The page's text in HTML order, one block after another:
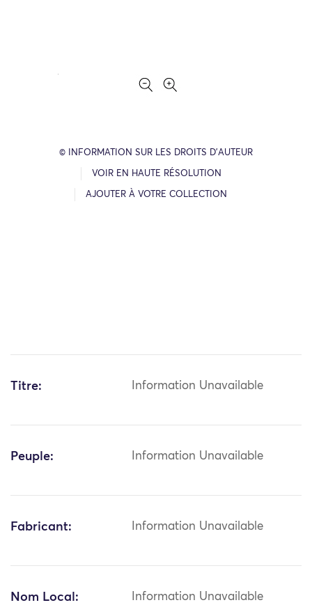
© INFORMATION SUR LES DROITS D’AUTEUR
VOIR EN HAUTE RÉSOLUTION
AJOUTER À VOTRE COLLECTION
Titre: Information Unavailable
Peuple: Information Unavailable
Fabricant: Information Unavailable
Nom Local: Information Unavailable